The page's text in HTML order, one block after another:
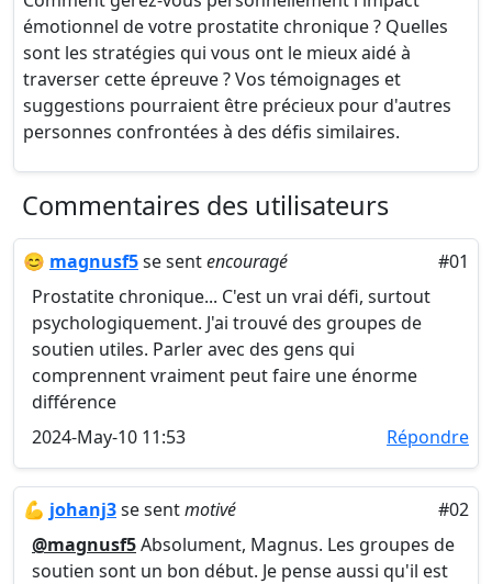
émotionnel de votre prostatite chronique ? Quelles
sont les stratégies qui vous ont le mieux aidé à
traverser cette épreuve ? Vos témoignages et
suggestions pourraient être précieux pour d'autres
personnes confrontées à des défis similaires.
Commentaires des utilisateurs
😊 magnusf5se sentencouragé
#01
Prostatite chronique... C'est un vrai défi, surtout
psychologiquement. J'ai trouvé des groupes de
soutien utiles. Parler avec des gens qui
comprennent vraiment peut faire une énorme
différence
2024-May-10 11:53
Répondre
💪 johanj3se sentmotivé
#02
@magnusf5Absolument, Magnus. Les groupes de
soutien sont un bon début. Je pense aussi qu'il est